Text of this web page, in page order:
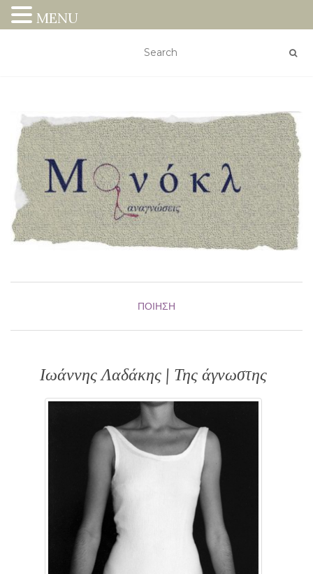
ΠΟΊΗΣΗ
Ιωάννης Λαδάκης | Της άγνωστης
MENU